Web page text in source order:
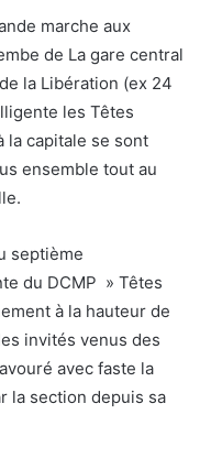
marche aux
de La gare central
la Libération (ex 24
les Têtes
la capitale se sont
ensemble tout au
septième
du DCMP » Têtes
à la hauteur de
invités venus des
avec faste la
la section depuis sa